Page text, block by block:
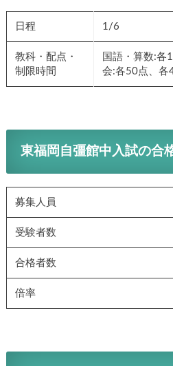
日程 1/6
教科・配点・
制限時間
国語・算数:各
会:各50点、各
東福岡自彊館中入試の合
募集人員
受験者数
合格者数
倍率